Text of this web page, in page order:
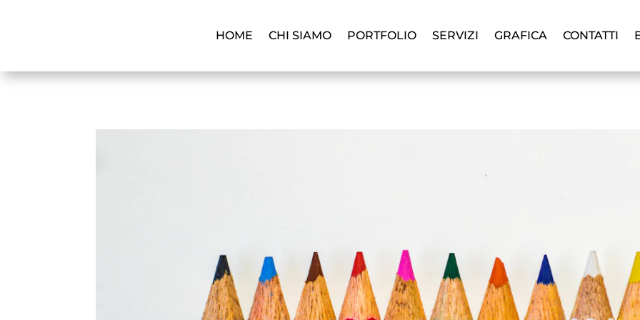
HOME CHI SIAMO PORTFOLIO SERVIZI GRAFICA CONTATTI